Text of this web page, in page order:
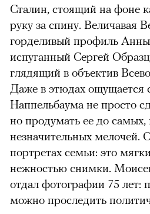
Сталин, стоящий на фоне
руку за спину. Величавая
горделивый профиль
испуганный Сергей
глядящий в объектив
Даже в этюдах ощущается
Наппельбаума не просто
но продумать ее до самых,
незначительных мелочей.
портретах семьи: это
нежностью снимки.
отдал фотографии 75 лет:
можно проследить